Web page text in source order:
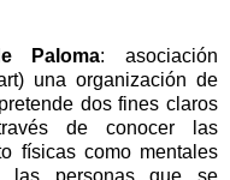
Paloma:asociación
una organización de
dos fines claros
de conocer las
físicas como mentales
las personas que se